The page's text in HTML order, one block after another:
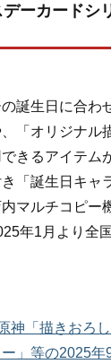
デーカードシ
誕生日に合わ
「オリジナル
きるアイテム
「誕生日キャ
マルチコピー
年1月より全
神「描きおろし
ー」等の2025